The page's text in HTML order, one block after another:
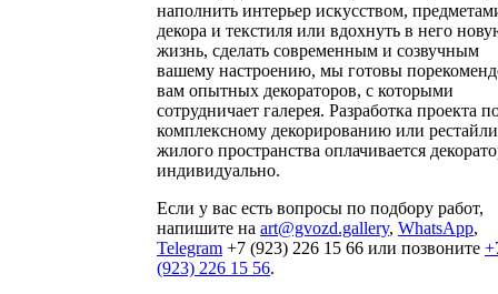
наполнить интерьер искусством,
декора и текстиля или вдохнуть в него
жизнь, сделать современным и созвучным
вашему настроению, мы готовы
вам опытных декораторов, с которыми
сотрудничает галерея. Разработка проекта
комплексному декорированию или
жилого пространства оплачивается
индивидуально.
Если у вас есть вопросы по подбору работ,
напишите на art@gvozd.gallery, WhatsApp,
Telegram +7 (923) 226 15 66 или позвоните
(923) 226 15 56.